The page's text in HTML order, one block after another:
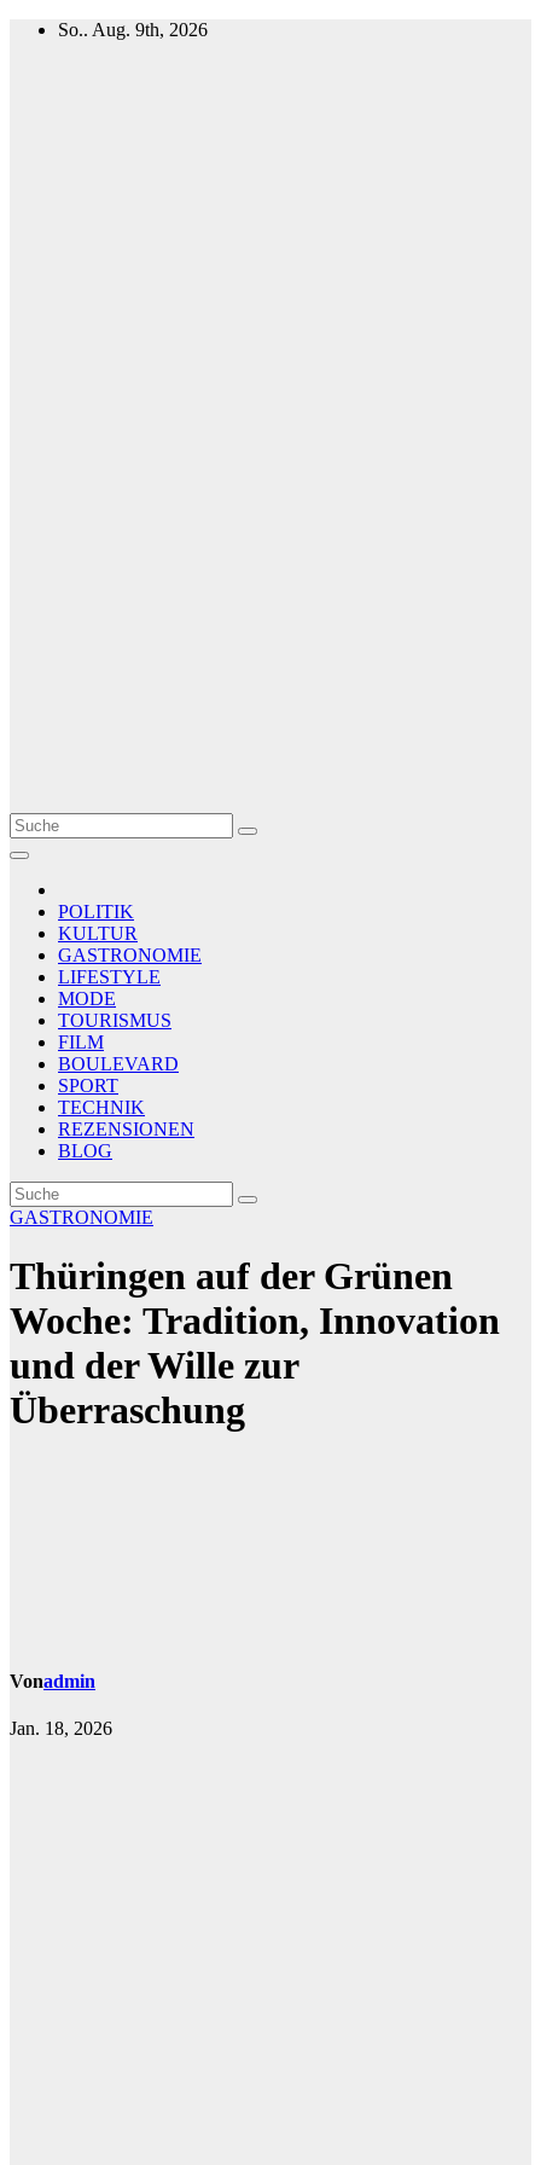
Zum
So.. Aug. 9th, 2026
Le Matin
AGENCE DE PRESSE
POLITIK
KULTUR
GASTRONOMIE
LIFESTYLE
MODE
TOURISMUS
FILM
BOULEVARD
SPORT
TECHNIK
REZENSIONEN
BLOG
GASTRONOMIE
Thüringen auf der Grünen
Woche: Tradition, Innovation
und der Wille zur
Überraschung
Vonadmin
Jan. 18, 2026